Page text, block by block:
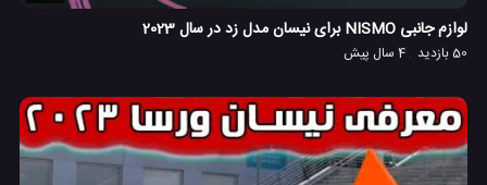
لوازم جانبی NISMO برای نیسان مدل زد در سال 2023
50 بازدید 4 سال پیش